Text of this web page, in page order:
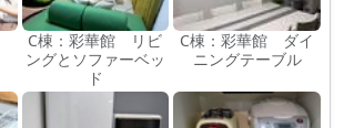
C棟：彩華館 リビ
ングとソファーベッ
ド
C棟：彩華館 ダイ
ニングテーブル